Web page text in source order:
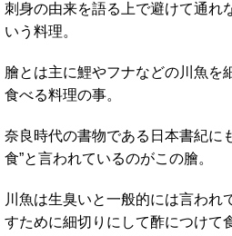
刺身の由来を語る上で避けて通れ
いう料理。
膾とは主に鯉やフナなどの川魚を
食べる料理の事。
奈良時代の書物である日本書紀に
食”と言われているのがこの膾。
川魚は生臭いと一般的には言われ
すために細切りにして酢につけて